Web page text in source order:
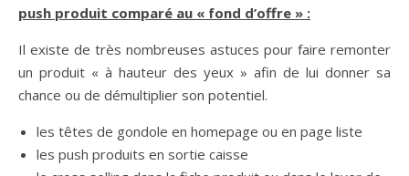
push produit comparé au « fond d’offre » :
Il existe de très nombreuses astuces pour faire remonter
un produit « à hauteur des yeux » afin de lui donner sa
chance ou de démultiplier son potentiel.
les têtes de gondole en homepage ou en page liste
les push produits en sortie caisse